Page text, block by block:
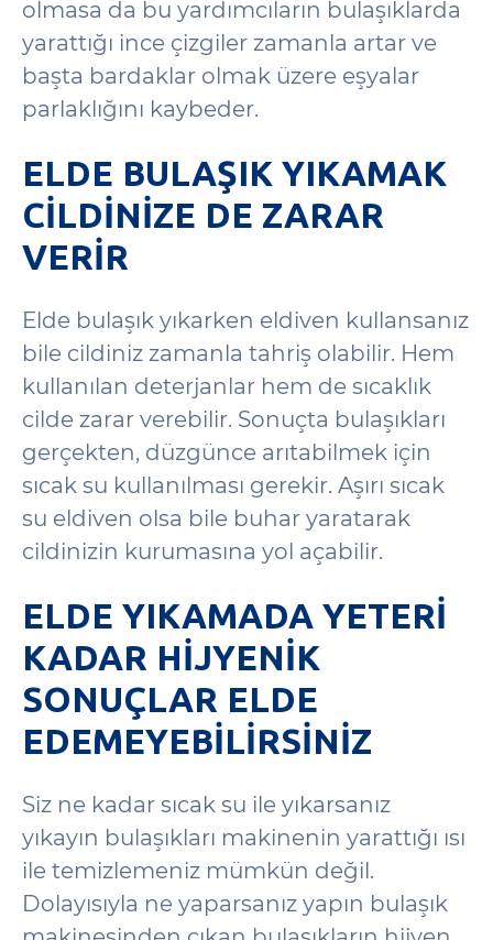
olmasa da bu yardımcıların bulaşıklarda
yarattığı ince çizgiler zamanla artar ve
başta bardaklar olmak üzere eşyalar
parlaklığını kaybeder.
ELDE BULAŞIK YIKAMAK
CILDINIZE DE ZARAR
VERIR
Elde bulaşık yıkarken eldiven kullansanız
bile cildiniz zamanla tahriş olabilir. Hem
kullanılan deterjanlar hem de sıcaklık
cilde zarar verebilir. Sonuçta bulaşıkları
gerçekten, düzgünce arıtabilmek için
sıcak su kullanılması gerekir. Aşırı sıcak
su eldiven olsa bile buhar yaratarak
cildinizin kurumasına yol açabilir.
ELDE YIKAMADA YETERI
KADAR HIJYENIK
SONUÇLAR ELDE
EDEMEYEBILIRSINIZ
Siz ne kadar sıcak su ile yıkarsanız
yıkayın bulaşıkları makinenin yarattığı ısı
ile temizlemeniz mümkün değil.
Dolayısıyla ne yaparsanız yapın bulaşık